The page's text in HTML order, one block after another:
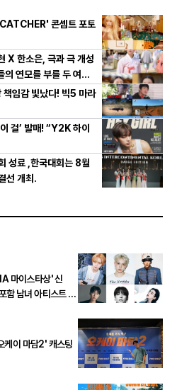
콘셉트 포토
X 한소은, 극과 극 개성
의 연모를 부를 두 여인
임감 빛났다! 빅5 마라
걸’ 발매! “Y2K 하이
성료 ,한국대회는 8월
선 개최.
마이스타상' 신
함 남녀 아티스트 상
케이 마담2' 캐스팅